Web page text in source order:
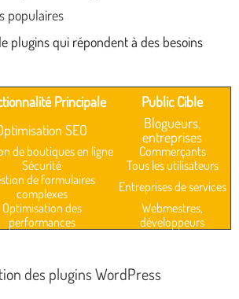
populaires
plugins qui répondent à des besoins
Principale
Public Cible
SEO
Blogueurs,
entreprises
de boutiques en ligne
Commerçants
Sécurité
Tous les utilisateurs
de formulaires
complexes
Entreprises de services
Optimisation des
performances
Webmestres,
développeurs
des plugins WordPress